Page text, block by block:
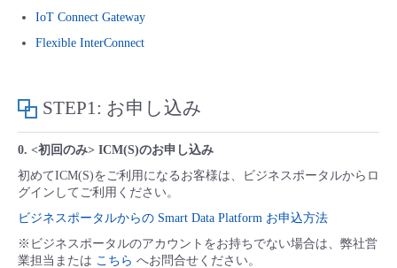
すべてのメニューを見る
管理機能
モニタリング/監査
すべてのメニューを見る
- 初期設定・確認
- ユーザー機能の管理
- 登録情報の管理
- APIリファレンス
■ 基本構築ガイド
- リモートワーク
- ITインフラストラクチャー
メンテナンス予定
販売パートナー向けプログラム
IoT Connect Gateway
Flexible InterConnect
STEP1: お申し込み
0. <初回のみ> ICM(S)のお申し込み
初めてICM(S)をご利用になるお客様は、ビジネスポータルからロ
グインしてご利用ください。
ビジネスポータルからの Smart Data Platform お申込方法
※ビジネスポータルのアカウントをお持ちでない場合は、弊社営
業担当または こちら へお問合せください。